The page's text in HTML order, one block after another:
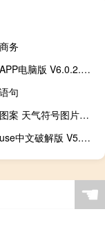
务
滴答清单APP电脑版 V6.0.2.5 免费PC版（滴答清单APP电脑版 V6.0.2.5 免费PC版功能简介）
句
气象符号图案 天气符号图片大全图解
sharemouse中文破解版 V5.0.45 免费版（sharemouse中文破解版 V5.0.45 免费版功能简介）
☚